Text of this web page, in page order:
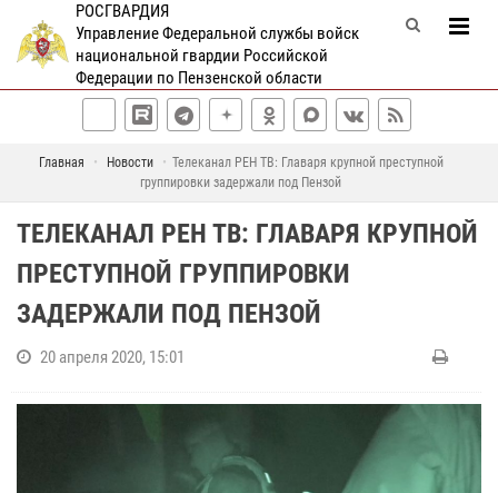
РОСГВАРДИЯ
Управление Федеральной службы войск
национальной гвардии Российской
Федерации по Пензенской области
Главная Новости
Телеканал РЕН ТВ: Главаря крупной преступной
группировки задержали под Пензой
ТЕЛЕКАНАЛ РЕН ТВ: ГЛАВАРЯ КРУПНОЙ
ПРЕСТУПНОЙ ГРУППИРОВКИ
ЗАДЕРЖАЛИ ПОД ПЕНЗОЙ
20 апреля 2020, 15:01